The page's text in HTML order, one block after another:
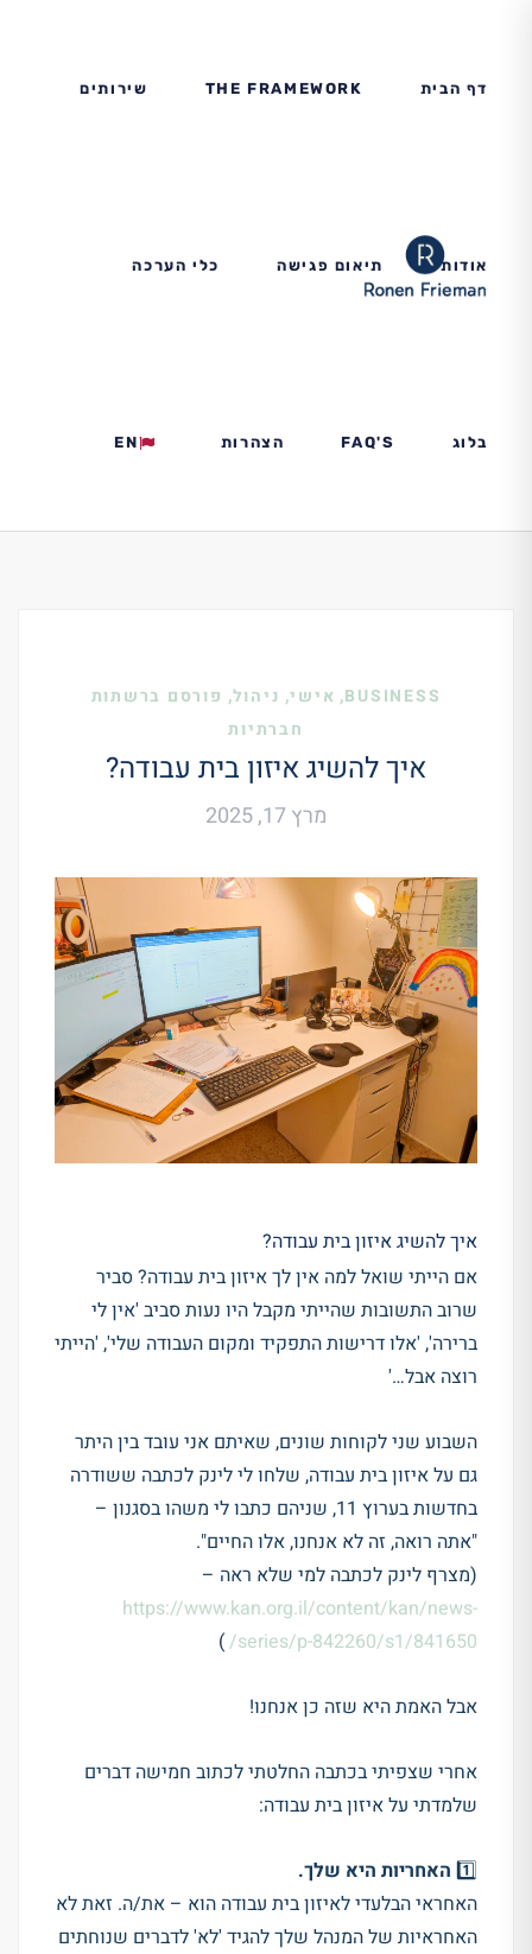
דף הבית THE FRAMEWORK שירותים
אודות תיאום פגישה כלי הערכה
בלוג FAQ'S הצהרות EN
BUSINESS
, אישי, ניהול, פורסם ברשתות
חברתיות
איך להשיג איזון בית עבודה?
מרץ 17, 2025
איך להשיג איזון בית עבודה?
אם הייתי שואל למה אין לך איזון בית עבודה? סביר
שרוב התשובות שהייתי מקבל היו נעות סביב 'אין לי
ברירה', 'אלו דרישות התפקיד ומקום העבודה שלי', 'הייתי
רוצה אבל…'
השבוע שני לקוחות שונים, שאיתם אני עובד בין היתר
גם על איזון בית עבודה, שלחו לי לינק לכתבה ששודרה
בחדשות בערוץ 11, שניהם כתבו לי משהו בסגנון –
"אתה רואה, זה לא אנחנו, אלו החיים".
(מצרף לינק לכתבה למי שלא ראה –
https://www.kan.org.il/content/kan/news-
series/p-842260/s1/841650/
)
אבל האמת היא שזה כן אנחנו!
אחרי שצפיתי בכתבה החלטתי לכתוב חמישה דברים
שלמדתי על איזון בית עבודה:
1️⃣ האחריות היא שלך.
האחראי הבלעדי לאיזון בית עבודה הוא – את/ה. זאת לא
האחראיות של המנהל שלך להגיד 'לא' לדברים שנוחתים